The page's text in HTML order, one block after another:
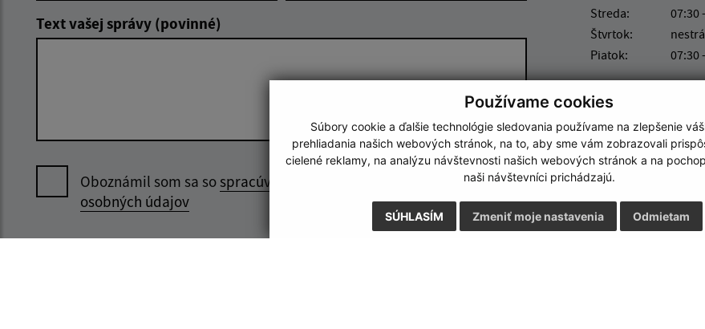
Používame cookies
Súbory cookie a ďalšie technológie sledovania používame na zlepšenie
prehliadania našich webových stránok, na to, aby sme vám zobrazovali
cielené reklamy, na analýzu návštevnosti našich webových stránok a na
naši návštevníci prichádzajú.
SÚHLASÍM Odmietam
Zmeniť moje nastavenia
Text vašej správy (povinné)
Oboznámil som sa sospracúvaním
osobných údajov
Google reCaptcha Response
Odoslať správu
Streda:
07:30
Štvrtok:
Piatok:
07:30